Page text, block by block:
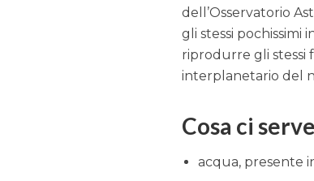
dell’Osservatorio
gli stessi pochissimi
riprodurre gli stessi
interplanetario del
Cosa ci
acqua, presente